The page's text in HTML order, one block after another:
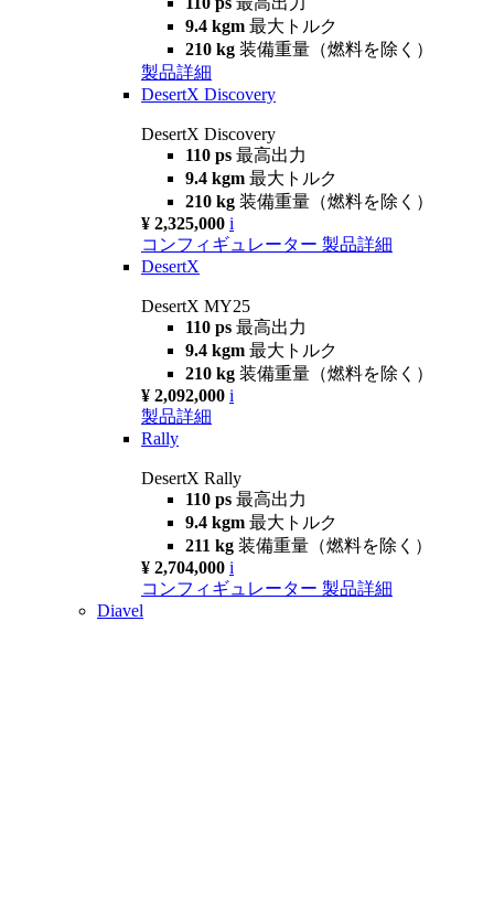
9.4 kgm 最大トルク
210 kg 装備重量（燃料を除く）
製品詳細
DesertX Discovery
DesertX Discovery
110 ps 最高出力
9.4 kgm 最大トルク
210 kg 装備重量（燃料を除く）
¥ 2,325,000 i
コンフィギュレーター 製品詳細
DesertX
DesertX MY25
110 ps 最高出力
9.4 kgm 最大トルク
210 kg 装備重量（燃料を除く）
¥ 2,092,000 i
製品詳細
Rally
DesertX Rally
110 ps 最高出力
9.4 kgm 最大トルク
211 kg 装備重量（燃料を除く）
¥ 2,704,000 i
コンフィギュレーター 製品詳細
Diavel